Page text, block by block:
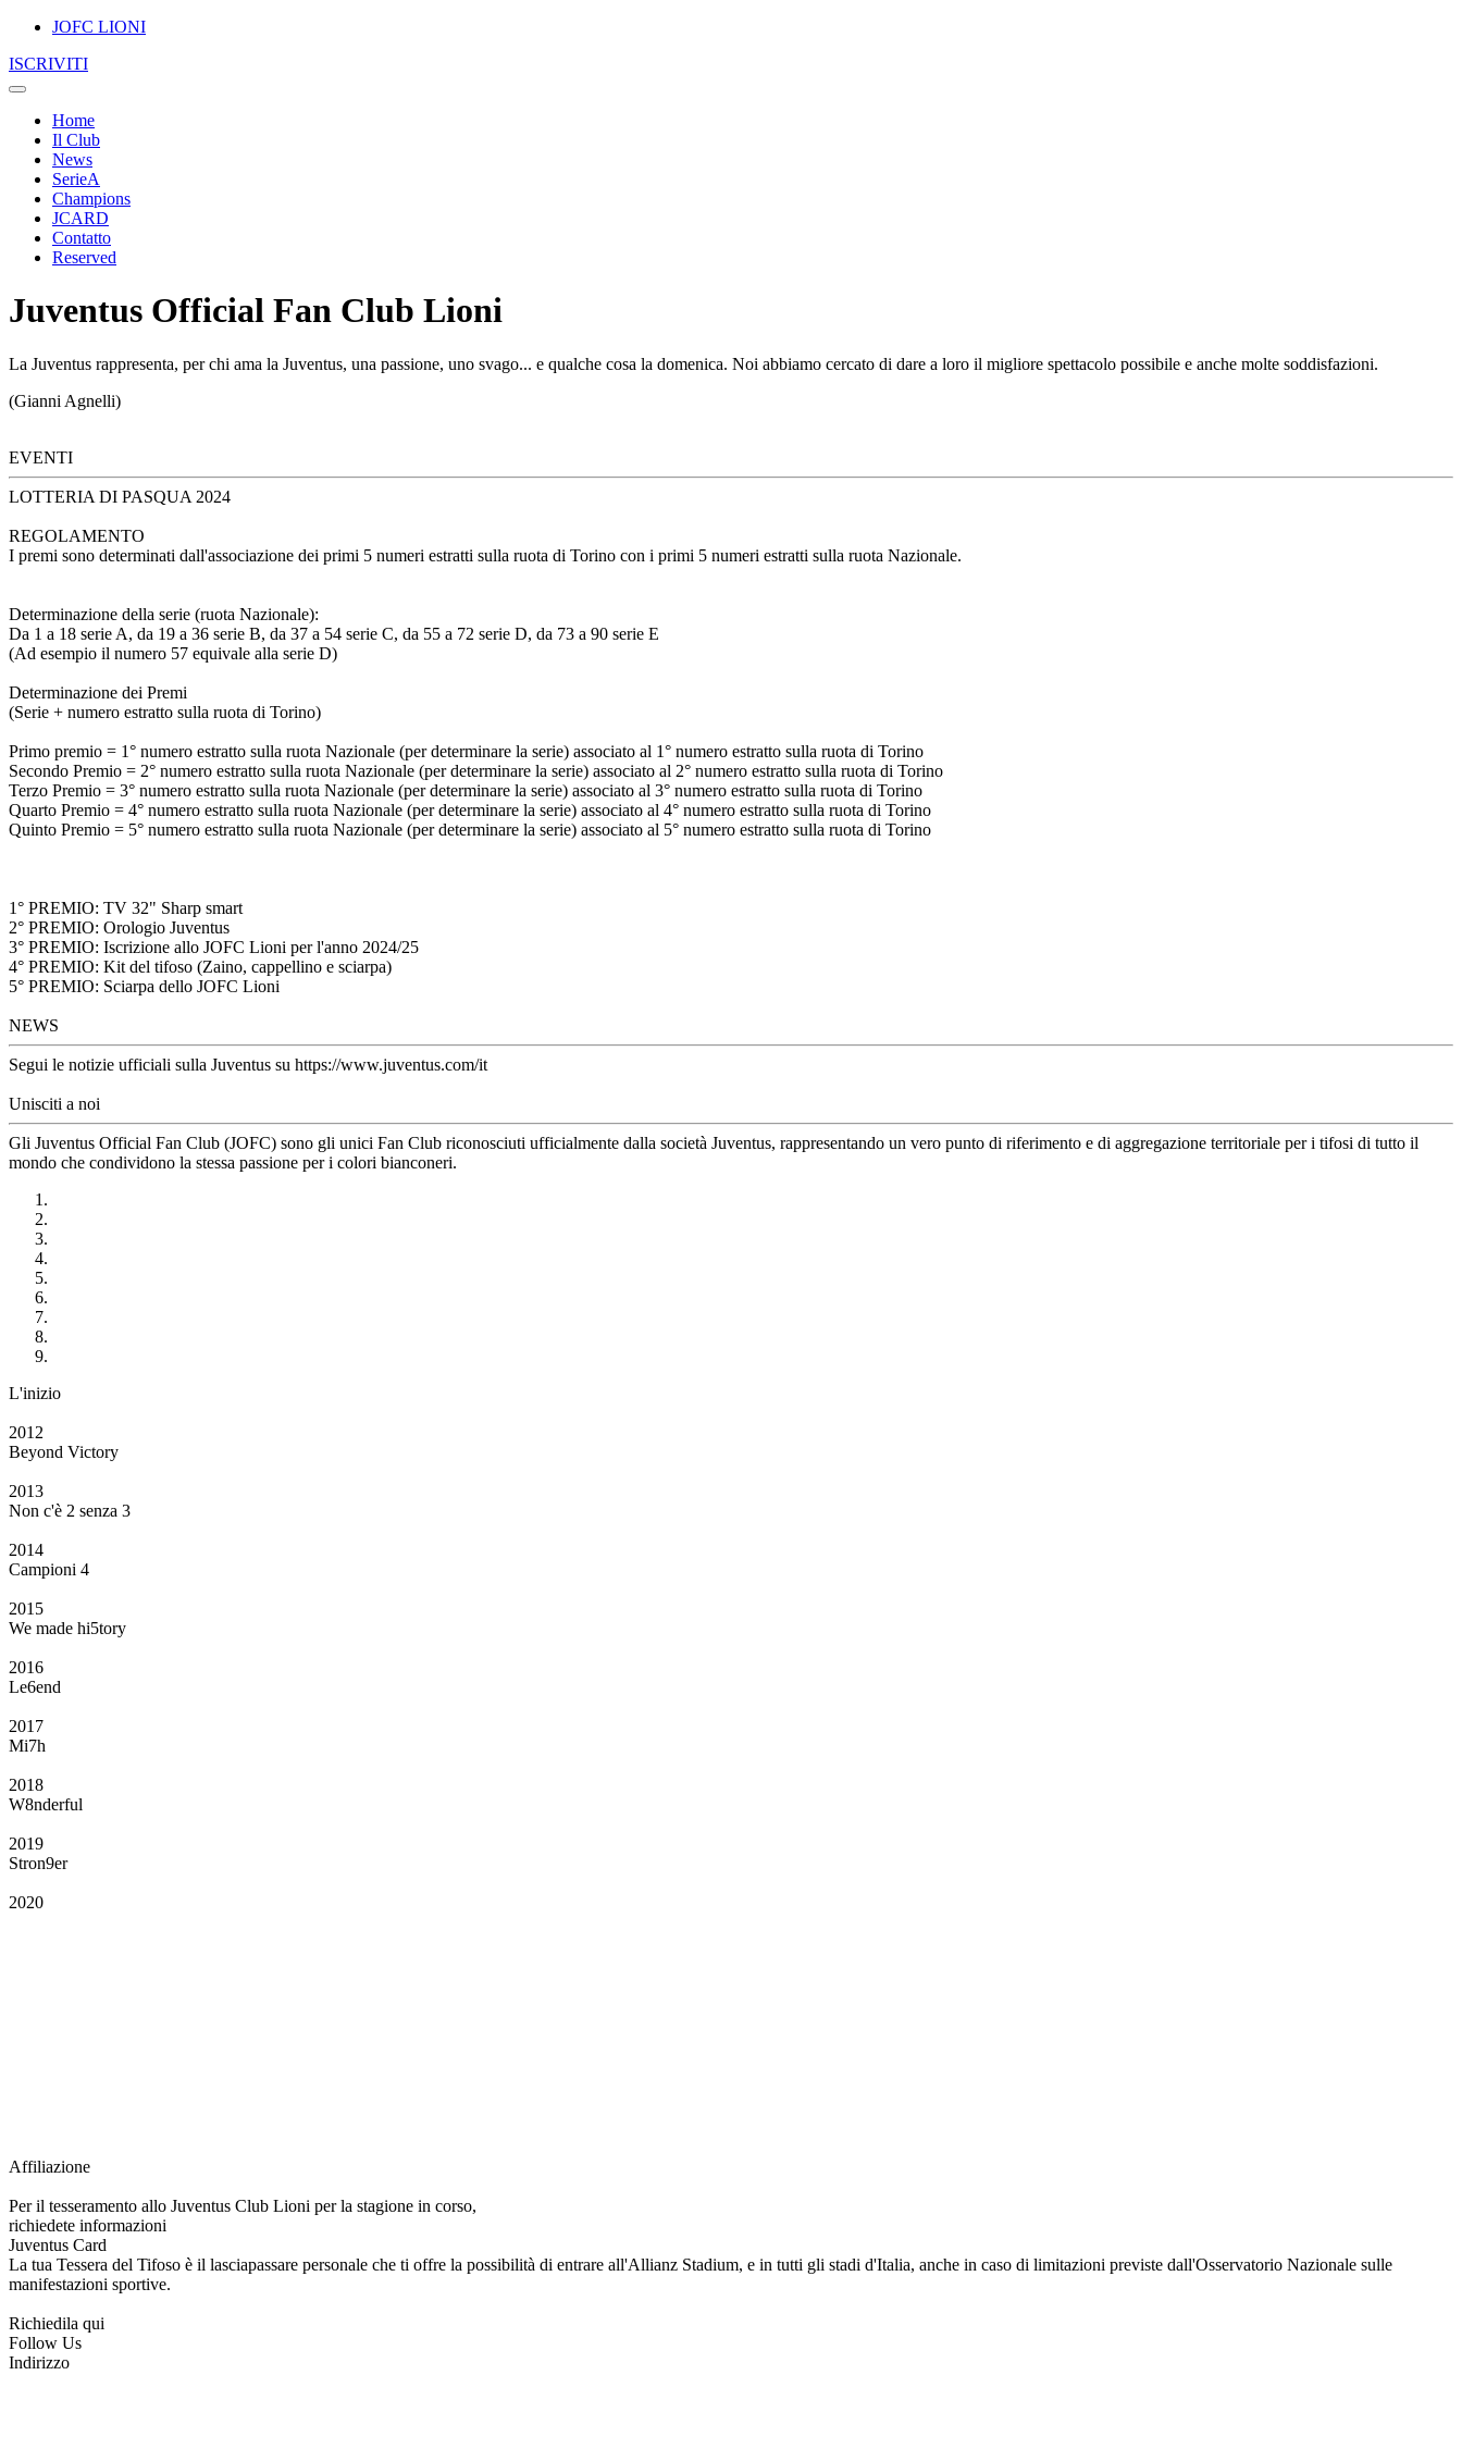
JOFC LIONI
ISCRIVITI
Home
Il Club
News
SerieA
Champions
JCARD
Contatto
Reserved
Juventus Official Fan Club Lioni
La Juventus rappresenta, per chi ama la Juventus, una passione, uno svago... e qualche cosa la domenica. Noi abbiamo cercato di dare a loro il migliore spettacolo possibile e anche molte soddisfazioni.
(Gianni Agnelli)
EVENTI
LOTTERIA DI PASQUA 2024
REGOLAMENTO
I premi sono determinati dall'associazione dei primi 5 numeri estratti sulla ruota di Torino con i primi 5 numeri estratti sulla ruota Nazionale.
Determinazione della serie (ruota Nazionale):
Da 1 a 18 serie A, da 19 a 36 serie B, da 37 a 54 serie C, da 55 a 72 serie D, da 73 a 90 serie E
(Ad esempio il numero 57 equivale alla serie D)
Determinazione dei Premi
(Serie + numero estratto sulla ruota di Torino)
Primo premio = 1° numero estratto sulla ruota Nazionale (per determinare la serie) associato al 1° numero estratto sulla ruota di Torino
Secondo Premio = 2° numero estratto sulla ruota Nazionale (per determinare la serie) associato al 2° numero estratto sulla ruota di Torino
Terzo Premio = 3° numero estratto sulla ruota Nazionale (per determinare la serie) associato al 3° numero estratto sulla ruota di Torino
Quarto Premio = 4° numero estratto sulla ruota Nazionale (per determinare la serie) associato al 4° numero estratto sulla ruota di Torino
Quinto Premio = 5° numero estratto sulla ruota Nazionale (per determinare la serie) associato al 5° numero estratto sulla ruota di Torino
1° PREMIO: TV 32" Sharp smart
2° PREMIO: Orologio Juventus
3° PREMIO: Iscrizione allo JOFC Lioni per l'anno 2024/25
4° PREMIO: Kit del tifoso (Zaino, cappellino e sciarpa)
5° PREMIO: Sciarpa dello JOFC Lioni
NEWS
Segui le notizie ufficiali sulla Juventus su https://www.juventus.com/it
Unisciti a noi
Gli Juventus Official Fan Club (JOFC) sono gli unici Fan Club riconosciuti ufficialmente dalla società Juventus, rappresentando un vero punto di riferimento e di aggregazione territoriale per i tifosi di tutto il
mondo che condividono la stessa passione per i colori bianconeri.
L'inizio
2012
Beyond Victory
2013
Non c'è 2 senza 3
2014
Campioni 4
2015
We made hi5tory
2016
Le6end
2017
Mi7h
2018
W8nderful
2019
Stron9er
2020
Affiliazione
Per il tesseramento allo Juventus Club Lioni per la stagione in corso,
richiedete informazioni
Juventus Card
La tua Tessera del Tifoso è il lasciapassare personale che ti offre la possibilità di entrare all'Allianz Stadium, e in tutti gli stadi d'Italia, anche in caso di limitazioni previste dall'Osservatorio Nazionale sulle
manifestazioni sportive.
Richiedila qui
Follow Us
Indirizzo